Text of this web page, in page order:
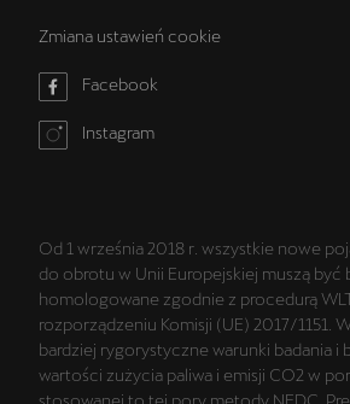
Zmiana ustawień cookie
Facebook
Instagram
Od 1 września 2018 r. wszystkie nowe
do obrotu w Unii Europejskiej muszą być
homologowane zgodnie z procedurą
rozporządzeniu Komisji (UE) 2017/1151.
bardziej rygorystyczne warunki badania i
wartości zużycia paliwa i emisji CO2 w